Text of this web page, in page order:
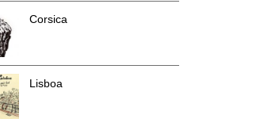
Corsica
Lisboa